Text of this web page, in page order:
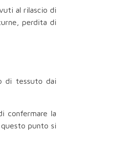
al rilascio di
perdita di
di tessuto dai
confermare la
punto si